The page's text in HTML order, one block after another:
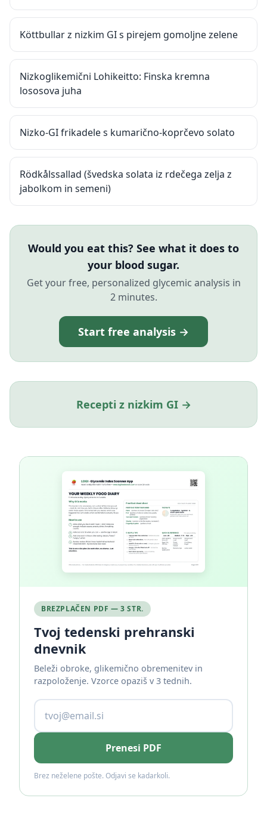
Köttbullar z nizkim GI s pirejem gomoljne zelene
Nizkoglikemični Lohikeitto: Finska kremna
lososova juha
Nizko-GI frikadele s kumarično-koprčevo solato
Rödkålssallad (švedska solata iz rdečega zelja z
jabolkom in semeni)
Would you eat this? See what it does to
your blood sugar.
Get your free, personalized glycemic analysis in
2 minutes.
Start free analysis →
Recepti z nizkim GI →
BREZPLAČEN PDF — 3 STR.
Tvoj tedenski prehranski
dnevnik
Beleži obroke, glikemično obremenitev in
razpoloženje. Vzorce opaziš v 3 tednih.
Prenesi PDF
Brez neželene pošte. Odjavi se kadarkoli.